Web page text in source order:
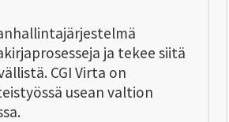
ja tekee siitä
CGI Virta on
usean valtion